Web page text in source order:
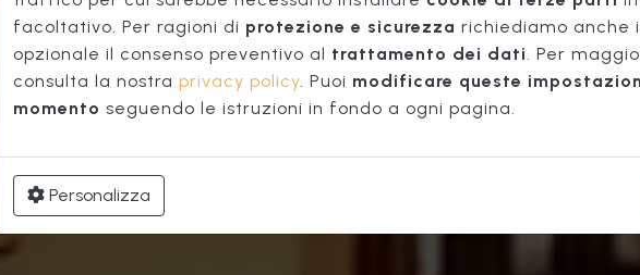
Palazzo
facoltativo. Per ragioni di protezione e sicurezza richiediamo anche
opzionale il consenso preventivo al trattamento dei dati . Per
consulta la nostra privacy policy . Puoi modificare queste
momento seguendo le istruzioni in fondo a ogni pagina.
Personalizza